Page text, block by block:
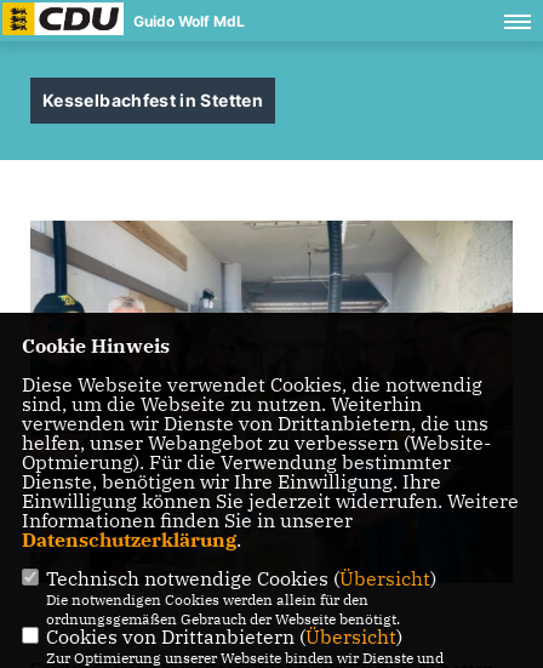
Guido Wolf MdL
Kesselbachfest in Stetten
Cookie Hinweis
Diese Webseite verwendet Cookies, die notwendig
sind, um die Webseite zu nutzen. Weiterhin
verwenden wir Dienste von Drittanbietern, die uns
helfen, unser Webangebot zu verbessern (Website-
Optmierung). Für die Verwendung bestimmter
Dienste, benötigen wir Ihre Einwilligung. Ihre
Einwilligung können Sie jederzeit widerrufen. Weitere
Informationen finden Sie in unserer
Datenschutzerklärung.
Technisch notwendige Cookies (Übersicht)
Die notwendigen Cookies werden allein für den
ordnungsgemäßen Gebrauch der Webseite benötigt.
Cookies von Drittanbietern (Übersicht)
Zur Optimierung unserer Webseite binden wir Dienste und